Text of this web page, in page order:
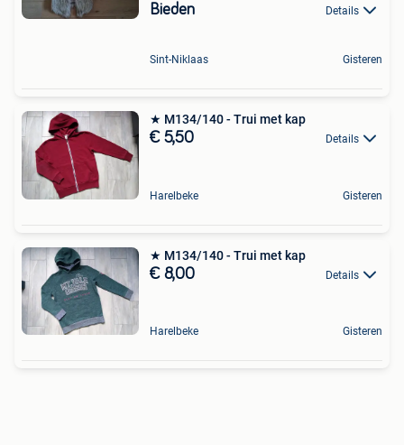
Bieden Details
Sint-Niklaas Gisteren
★ M134/140 - Trui met kap
€ 5,50 Details
Harelbeke Gisteren
★ M134/140 - Trui met kap
€ 8,00 Details
Harelbeke Gisteren